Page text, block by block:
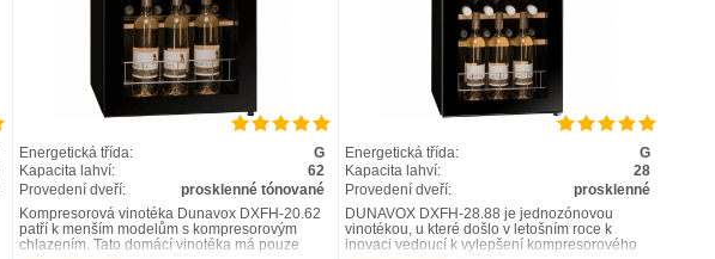
Energetická třída:
G
Kapacita lahví:
62
Provedení dveří:
prosklenné tónované
Kompresorová vinotéka Dunavox DXFH-20.62
patří k menším modelům s kompresorovým
chlazením. Tato domácí vinotéka má pouze
Energetická třída:
G
Kapacita lahví:
28
Provedení dveří:
prosklenné
DUNAVOX DXFH-28.88 je jednozónovou
vinotékou, u které došlo v letošním roce k
inovaci vedoucí k vylepšení kompresorového